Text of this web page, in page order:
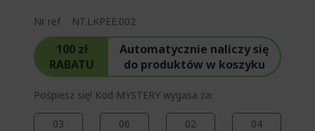
Nr ref NT.LKPEE.002
100 zł
RABATU
Automatycznie naliczy się
do produktów w koszyku
Pośpiesz się! Kod MYSTERY wygasa za:
03 06 02 03